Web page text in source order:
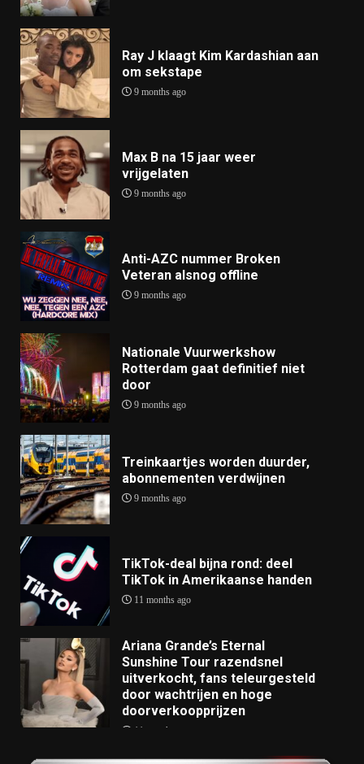
Ray J klaagt Kim Kardashian aan
om sekstape
9 months ago
Max B na 15 jaar weer
vrijgelaten
9 months ago
Anti-AZC nummer Broken
Veteran alsnog offline
9 months ago
Nationale Vuurwerkshow
Rotterdam gaat definitief niet
door
9 months ago
Treinkaartjes worden duurder,
abonnementen verdwijnen
9 months ago
TikTok-deal bijna rond: deel
TikTok in Amerikaanse handen
11 months ago
Ariana Grande’s Eternal
Sunshine Tour razendsnel
uitverkocht, fans teleurgesteld
door wachtrijen en hoge
doorverkoopprijzen
11 months ago